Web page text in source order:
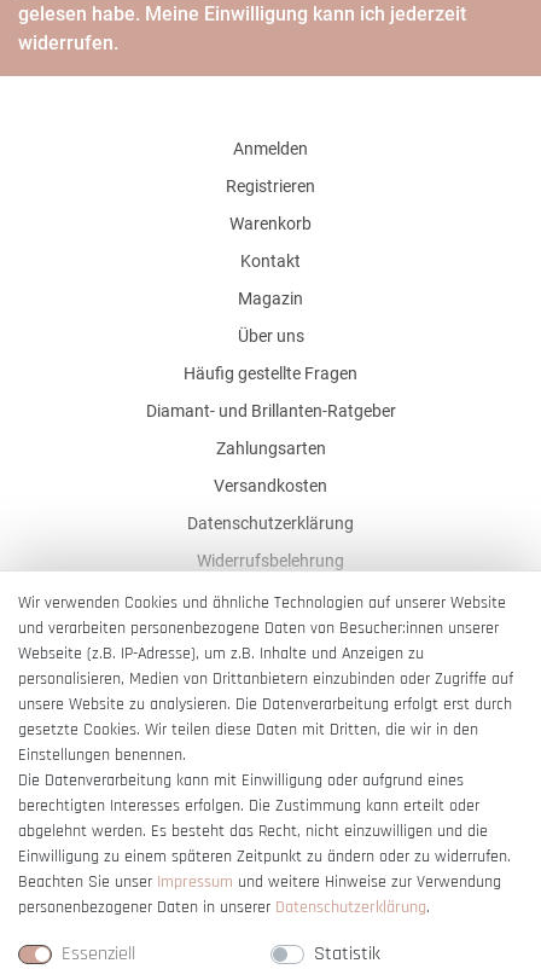
gelesen habe. Meine Einwilligung kann ich jederzeit
widerrufen.
Anmelden
Registrieren
Warenkorb
Kontakt
Magazin
Über uns
Häufig gestellte Fragen
Diamant- und Brillanten-Ratgeber
Zahlungsarten
Versandkosten
Datenschutzerklärung
Widerrufsbelehrung
AGB
Impressum
Barrierefreiheitserklärung
Vertrag widerrufen
Wir verwenden Cookies und ähnliche Technologien auf unserer Website
und verarbeiten personenbezogene Daten von Besucher:innen unserer
Webseite (z.B. IP-Adresse), um z.B. Inhalte und Anzeigen zu
personalisieren, Medien von Drittanbietern einzubinden oder Zugriffe auf
unsere Website zu analysieren. Die Datenverarbeitung erfolgt erst durch
gesetzte Cookies. Wir teilen diese Daten mit Dritten, die wir in den
Einstellungen benennen.
Die Datenverarbeitung kann mit Einwilligung oder aufgrund eines
berechtigten Interesses erfolgen. Die Zustimmung kann erteilt oder
abgelehnt werden. Es besteht das Recht, nicht einzuwilligen und die
Einwilligung zu einem späteren Zeitpunkt zu ändern oder zu widerrufen.
Beachten Sie unser Impressum und weitere Hinweise zur Verwendung
personenbezogener Daten in unserer Daten­schutz­erklärung.
Essenziell Statistik